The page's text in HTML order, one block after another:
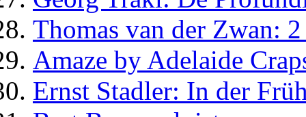
Thomas van der Zwan:
Amaze by Adelaide
Ernst Stadler: In der